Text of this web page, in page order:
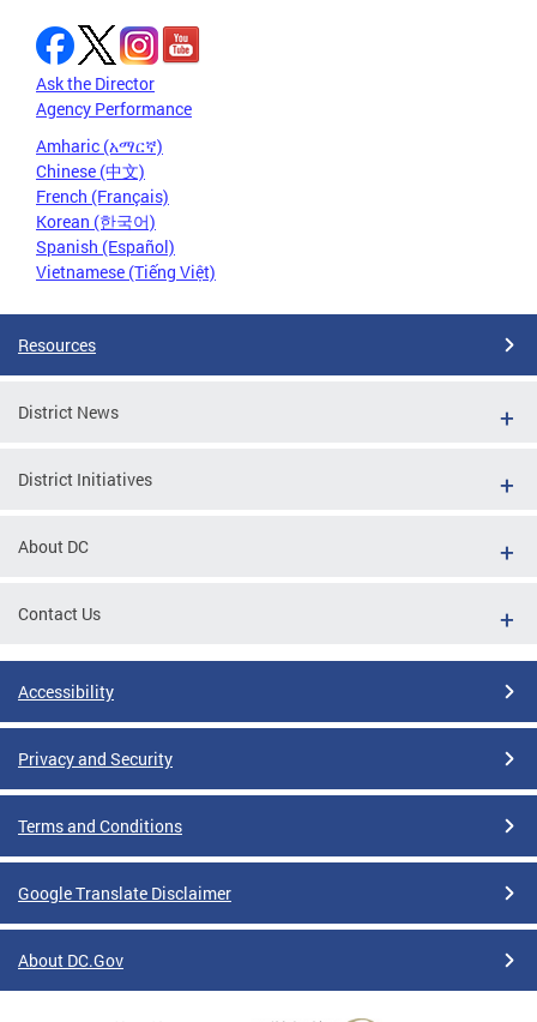
Ask the Director
Agency Performance
Amharic (አማርኛ)
Chinese (中文)
French (Français)
Korean (한국어)
Spanish (Español)
Vietnamese (Tiếng Việt)
Resources
District News
District Initiatives
About DC
Contact Us
Accessibility
Privacy and Security
Terms and Conditions
Google Translate Disclaimer
About DC.Gov